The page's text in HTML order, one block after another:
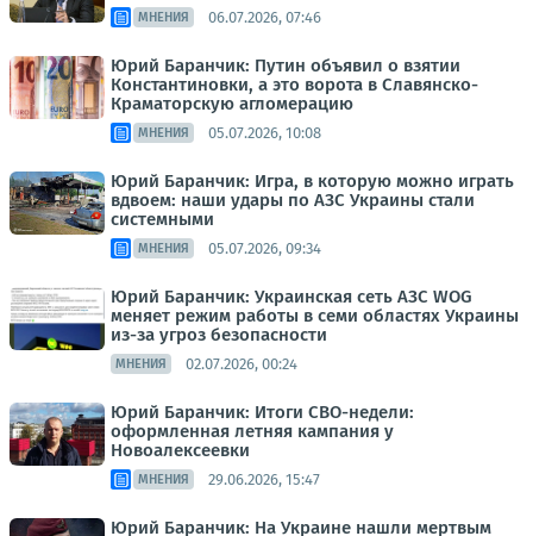
МНЕНИЯ 06.07.2026, 07:46
Юрий Баранчик: Путин объявил о взятии
Константиновки, а это ворота в Славянско-
Краматорскую агломерацию
МНЕНИЯ 05.07.2026, 10:08
Юрий Баранчик: Игра, в которую можно играть
вдвоем: наши удары по АЗС Украины стали
системными
МНЕНИЯ 05.07.2026, 09:34
Юрий Баранчик: Украинская сеть АЗС WOG
меняет режим работы в семи областях Украины
из-за угроз безопасности
МНЕНИЯ 02.07.2026, 00:24
Юрий Баранчик: Итоги СВО-недели:
оформленная летняя кампания у
Новоалексеевки
МНЕНИЯ 29.06.2026, 15:47
Юрий Баранчик: На Украине нашли мертвым